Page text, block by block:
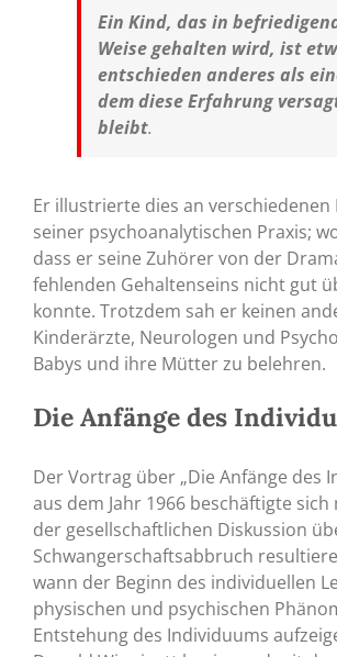
Ein Kind, das in
Weise gehalten wird, ist
entschieden anderes als
dem diese Erfahrung
bleibt.
Er illustrierte dies an verschiedenen
seiner psychoanalytischen Praxis;
dass er seine Zuhörer von der
fehlenden Gehaltenseins nicht gut
konnte. Trotzdem sah er keinen
Kinderärzte, Neurologen und
Babys und ihre Mütter zu belehren.
Die Anfänge des
Der Vortrag über „Die Anfänge des
aus dem Jahr 1966 beschäftigte
der gesellschaftlichen Diskussion
Schwangerschaftsabbruch
wann der Beginn des individuellen
physischen und psychischen
Entstehung des Individuums